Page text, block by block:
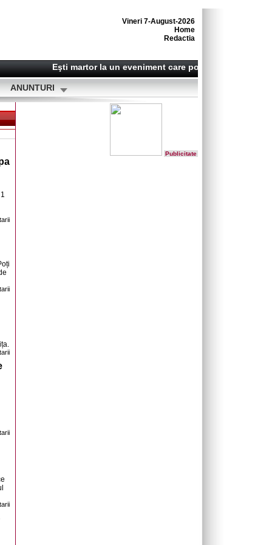
Vineri 7-August-2026
Home
Redactia
Eşti martor la un eveniment care poate deveni o ştire?
ANUNTURI
Publicitate